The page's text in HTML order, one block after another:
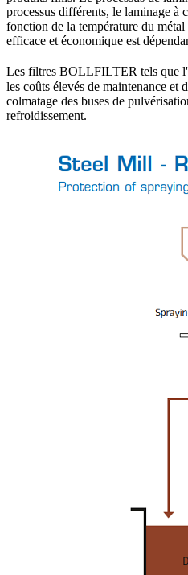
processus différents, le laminage à
fonction de la température du
efficace et économique est
Les filtres BOLLFILTER tels que l'
les coûts élevés de maintenance et
colmatage des buses de
refroidissement.